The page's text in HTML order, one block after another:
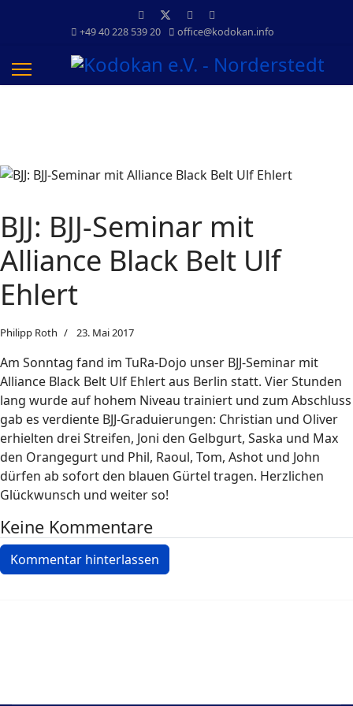
+49 40 228 539 20 office@kodokan.info
BJJ: BJJ-Seminar mit
Alliance Black Belt Ulf
Ehlert
Philipp Roth 23. Mai 2017
Am Sonntag fand im TuRa-Dojo unser BJJ-Seminar mit
Alliance Black Belt Ulf Ehlert aus Berlin statt. Vier Stunden
lang wurde auf hohem Niveau trainiert und zum Abschluss
gab es verdiente BJJ-Graduierungen: Christian und Oliver
erhielten drei Streifen, Joni den Gelbgurt, Saska und Max
den Orangegurt und Phil, Raoul, Tom, Ashot und John
dürfen ab sofort den blauen Gürtel tragen. Herzlichen
Glückwunsch und weiter so!
Keine Kommentare
Kommentar hinterlassen